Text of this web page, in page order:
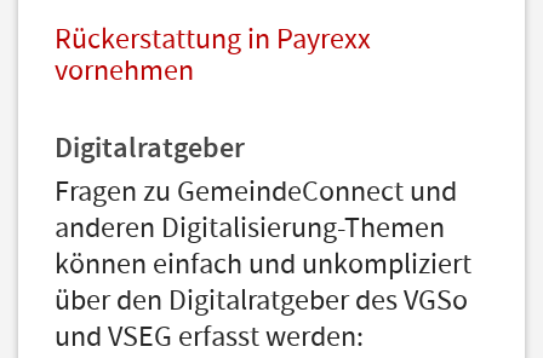
Rückerstattung in Payrexx
vornehmen
Digitalratgeber
Fragen zu GemeindeConnect und
anderen Digitalisierung-Themen
können einfach und unkompliziert
über den Digitalratgeber des VGSo
und VSEG erfasst werden: